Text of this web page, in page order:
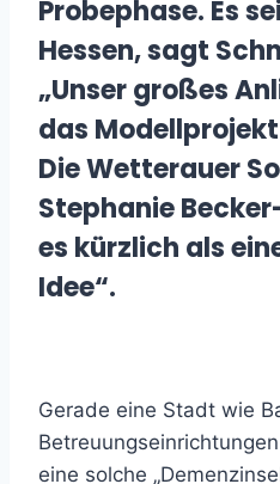
Probephase. Es
Hessen, sagt
„Unser großes
das
Die Wetterauer
Stephanie
es kürzlich als
Idee“.
Gerade eine Stadt wie
eine solche